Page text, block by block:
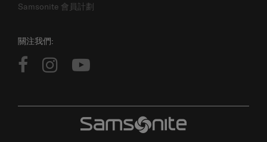
Samsonite 會員計劃
關注我們: